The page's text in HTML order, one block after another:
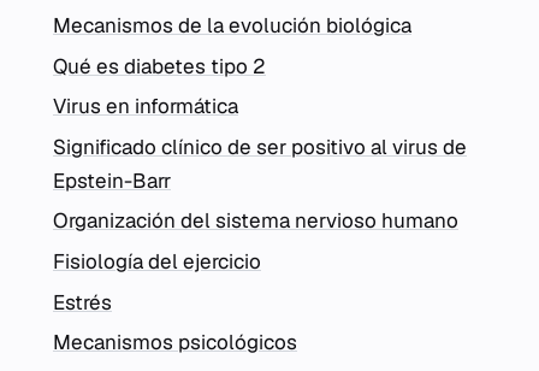
Mecanismos de la evolución biológica
Qué es diabetes tipo 2
Virus en informática
Significado clínico de ser positivo al virus de
Epstein-Barr
Organización del sistema nervioso humano
Fisiología del ejercicio
Estrés
Mecanismos psicológicos